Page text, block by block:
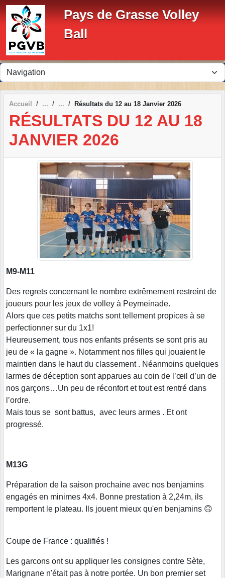
Pays de Grasse Volley
Ball
Accueil Résultats du 12 au 18 Janvier 2026
RÉSULTATS DU 12 AU 18
JANVIER 2026
M9-M11
Des regrets concernant le nombre extrêmement restreint de
joueurs pour les jeux de volley à Peymeinade.
Alors que ces petits matchs sont tellement propices à se
perfectionner sur du 1x1!
Heureusement, tous nos enfants présents se sont pris au
jeu de « la gagne ». Notamment nos filles qui jouaient le
maintien dans le haut du classement . Néanmoins quelques
larmes de déception sont apparues au coin de l’œil d’un de
nos garçons…Un peu de réconfort et tout est rentré dans
l’ordre.
Mais tous se sont battus, avec leurs armes . Et ont
progressé.
M13G
Préparation de la saison prochaine avec nos benjamins
engagés en minimes 4x4. Bonne prestation à 2,24m, ils
remportent le plateau. Ils jouent mieux qu'en benjamins 🙃
Coupe de France : qualifiés !
Les garcons ont su appliquer les consignes contre Sète,
Marignane n'était pas à notre portée. Un bon premier set
Panneau de gestion des cookies